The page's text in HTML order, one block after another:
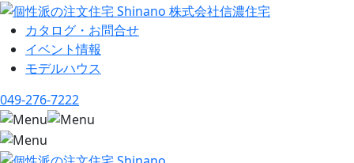
カタログ・お問合せ
イベント情報
モデルハウス
049-276-7222